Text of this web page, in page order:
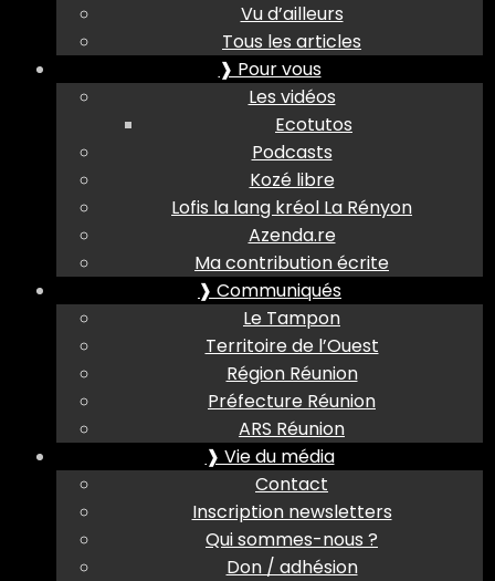
Vu d’ailleurs
Tous les articles
❱ Pour vous
Les vidéos
Ecotutos
Podcasts
Kozé libre
Lofis la lang kréol La Rényon
Azenda.re
Ma contribution écrite
❱ Communiqués
Le Tampon
Territoire de l’Ouest
Région Réunion
Préfecture Réunion
ARS Réunion
❱ Vie du média
Contact
Inscription newsletters
Qui sommes-nous ?
Don / adhésion